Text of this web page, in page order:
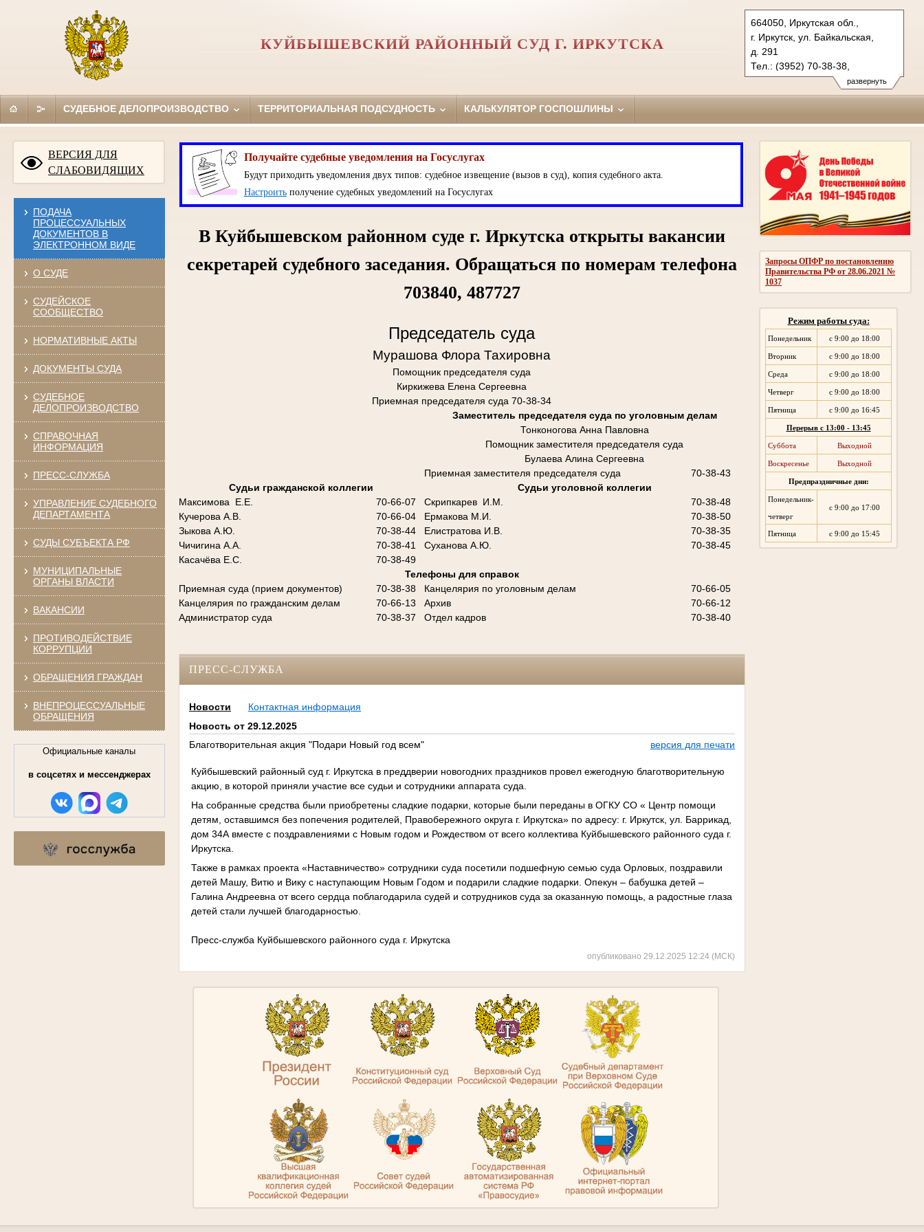
развернуть
664050, Иркутская обл.,
г. Иркутск, ул. Байкальская,
д. 291
Тел.: (3952) 70-38-38,
(3952) 70-38-42 (ф)
kuibyshevsky.irk@sudrf.ru
КУЙБЫШЕВСКИЙ РАЙОННЫЙ СУД Г. ИРКУТСКА
СУДЕБНОЕ ДЕЛОПРОИЗВОДСТВО ТЕРРИТОРИАЛЬНАЯ ПОДСУДНОСТЬ КАЛЬКУЛЯТОР ГОСПОШЛИНЫ
ВЕРСИЯ ДЛЯ
СЛАБОВИДЯЩИХ
ПОДАЧА
ПРОЦЕССУАЛЬНЫХ
ДОКУМЕНТОВ В
ЭЛЕКТРОННОМ ВИДЕ
О СУДЕ
СУДЕЙСКОЕ
СООБЩЕСТВО
НОРМАТИВНЫЕ АКТЫ
ДОКУМЕНТЫ СУДА
СУДЕБНОЕ
ДЕЛОПРОИЗВОДСТВО
СПРАВОЧНАЯ
ИНФОРМАЦИЯ
ПРЕСС-СЛУЖБА
УПРАВЛЕНИЕ СУДЕБНОГО
ДЕПАРТАМЕНТА
СУДЫ СУБЪЕКТА РФ
МУНИЦИПАЛЬНЫЕ
ОРГАНЫ ВЛАСТИ
ВАКАНСИИ
ПРОТИВОДЕЙСТВИЕ
КОРРУПЦИИ
ОБРАЩЕНИЯ ГРАЖДАН
ВНЕПРОЦЕССУАЛЬНЫЕ
ОБРАЩЕНИЯ
Официальные каналы
в соцсетях и мессенджерах
Запросы ОПФР по постановлению
Правительства РФ от 28.06.2021 №
1037
Режим работы суда:
Понедельник с 9:00 до 18:00
Вторник с 9:00 до 18:00
Среда с 9:00 до 18:00
Четверг с 9:00 до 18:00
Пятница с 9:00 до 16:45
Перерыв с 13:00 - 13:45
Суббота Выходной
Воскресенье Выходной
Предпраздничные дни:
Понедельник-
четверг
с 9:00 до 17:00
Пятница с 9:00 до 15:45
Получайте судебные уведомления на Госуслугах
Будут приходить уведомления двух типов: судебное извещение (вызов в суд), копия судебного акта.
Настроитьполучение судебных уведомлений на Госуслугах
В Куйбышевском районном суде г. Иркутска открыты вакансии
секретарей судебного заседания. Обращаться по номерам телефона
703840, 487727
Председатель суда
Мурашова Флора Тахировна
Помощник председателя суда
Киркижева Елена Сергеевна
Приемная председателя суда 70-38-34
Заместитель председателя суда по уголовным делам
Тонконогова Анна Павловна
Помощник заместителя председателя суда
Булаева Алина Сергеевна
Приемная заместителя председателя суда
70-38-43
Судьи гражданской коллегии
Судьи уголовной коллегии
Максимова Е.Е.
70-66-07 Скрипкарев И.М.
70-38-48
Кучерова А.В.
70-66-04 Ермакова М.И.
70-38-50
Зыкова А.Ю.
70-38-44 Елистратова И.В.
70-38-35
Чичигина А.А.
70-38-41 Суханова А.Ю.
70-38-45
Касачёва Е.С.
70-38-49
Телефоны для справок
Приемная суда (прием документов)
70-38-38 Канцелярия по уголовным делам
70-66-05
Канцелярия по гражданским делам
70-66-13 Архив
70-66-12
Администратор суда
70-38-37 Отдел кадров 70-38-40
ПРЕСС-СЛУЖБА
Новости
Контактная информация
Новость от 29.12.2025
Благотворительная акция "Подари Новый год всем"
версия для печати
Куйбышевский районный суд г. Иркутска в преддверии новогодних праздников провел ежегодную благотворительную
акцию, в которой приняли участие все судьи и сотрудники аппарата суда.
На собранные средства были приобретены сладкие подарки, которые были переданы в ОГКУ СО « Центр помощи
детям, оставшимся без попечения родителей, Правобережного округа г. Иркутска» по адресу: г. Иркутск, ул. Баррикад,
дом 34А вместе с поздравлениями с Новым годом и Рождеством от всего коллектива Куйбышевского районного суда г.
Иркутска.
Также в рамках проекта «Наставничество» сотрудники суда посетили подшефную семью суда Орловых, поздравили
детей Машу, Витю и Вику с наступающим Новым Годом и подарили сладкие подарки. Опекун – бабушка детей –
Галина Андреевна от всего сердца поблагодарила судей и сотрудников суда за оказанную помощь, а радостные глаза
детей стали лучшей благодарностью.
Пресс-служба Куйбышевского районного суда г. Иркутска
опубликовано 29.12.2025 12:24 (МСК)
. .